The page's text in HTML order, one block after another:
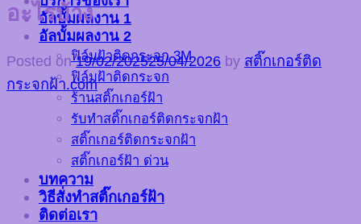
อัลบั้มผลงาน 1
อัลบั้มผลงาน 2
ฟิล์มฝ้าติดกระจก 3M
ฟิล์มฝ้าติดกระจก
ร้านสติ๊กเกอร์ฝ้า
รับทำสติ๊กเกอร์ติดกระจกฝ้า
สติ๊กเกอร์ติดกระจกฝ้า
สติ๊กเกอร์ฝ้า ด่วน
บทความ
วิธีสั่งทำสติ๊กเกอร์ฝ้า
ติดต่อเรา
อะไรบ้าง
Posted on19/02/202525/04/2026 by สติ๊กเกอร์ติด
กระจกฝ้า.com